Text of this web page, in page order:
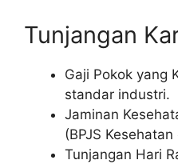
Tunjangan
Gaji Pokok yang
standar industri.
Jaminan
(BPJS
Tunjangan Hari